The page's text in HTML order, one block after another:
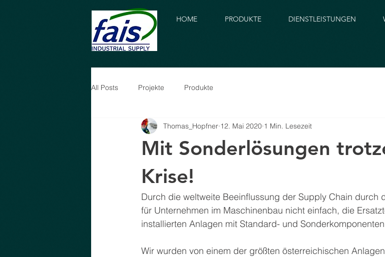
HOME PRODUKTE DIENSTLEISTUNGEN
All Posts Projekte Produkte
Mit Sonderlösungen
Krise!
Thomas_Hopfner 12. Mai 2020 1 Min. Lesezeit
Durch die weltweite Beeinflussung der Supply Chain durch
für Unternehmen im Maschinenbau nicht einfach, die
installierten Anlagen mit Standard- und Sonderkomponenten
Wir wurden von einem der größten österreichischen